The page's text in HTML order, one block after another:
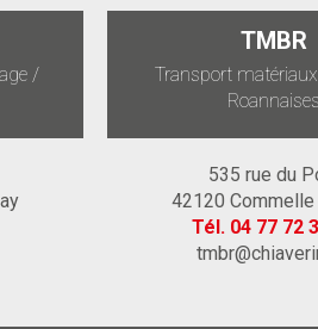
/
TMBR
Transport
Roannaises
535 rue du
42120 Commelle
Tél. 04 77 72